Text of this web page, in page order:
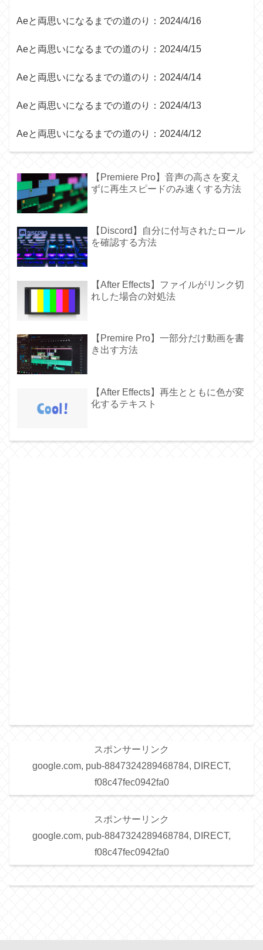
Aeと両思いになるまでの道のり：2024/4/16
Aeと両思いになるまでの道のり：2024/4/15
Aeと両思いになるまでの道のり：2024/4/14
Aeと両思いになるまでの道のり：2024/4/13
Aeと両思いになるまでの道のり：2024/4/12
【Premiere Pro】音声の高さを変え
ずに再生スピードのみ速くする方法
【Discord】自分に付与されたロール
を確認する方法
【After Effects】ファイルがリンク切
れした場合の対処法
【Premire Pro】一部分だけ動画を書
き出す方法
【After Effects】再生とともに色が変
化するテキスト
スポンサーリンク
google.com, pub-8847324289468784, DIRECT,
f08c47fec0942fa0
スポンサーリンク
google.com, pub-8847324289468784, DIRECT,
f08c47fec0942fa0